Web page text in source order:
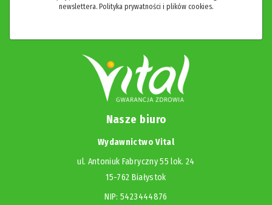
newslettera. Polityka prywatności i plików cookies.
Nasze biuro
Wydawnictwo Vital
ul. Antoniuk Fabryczny 55 lok. 24
15-762 Białystok
NIP: 5423444876